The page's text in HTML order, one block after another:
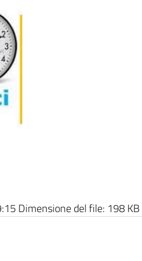
Dimensione del file: 198 KB